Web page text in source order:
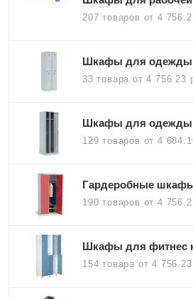
207 товаров от 4
Шкафы для
33 товара от 4 756.23
Шкафы для одежды
129 товаров от 4
Гардеробные
190 товаров от 4
Шкафы для фитнес
154 товара от 4